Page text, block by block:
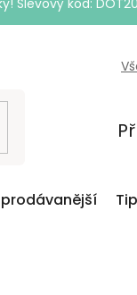
Slevový kód: